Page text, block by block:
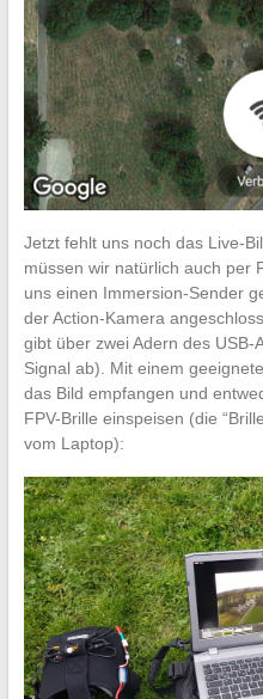
Jetzt fehlt uns noch das Live-
müssen wir natürlich auch per
uns einen Immersion-Sender
der Action-Kamera
gibt über zwei Adern des
Signal ab). Mit einem
das Bild empfangen und
FPV-Brille einspeisen (die
vom Laptop):